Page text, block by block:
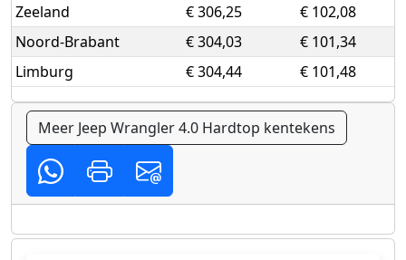
Zeeland
€ 306,25
€ 102,08
Noord-Brabant
€ 304,03
€ 101,34
Limburg
€ 304,44 € 101,48
Meer Jeep Wrangler 4.0 Hardtop kentekens